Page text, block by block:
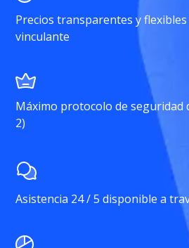
Precios transparentes y
vinculante
Máximo protocolo de seguridad
2)
Asistencia 24 / 5 disponible a